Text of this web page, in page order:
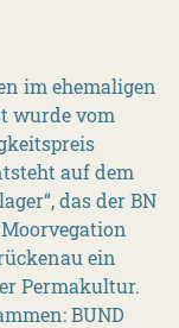
im ehemaligen
wurde vom
auf dem
das der BN
ein
Permakultur.
BUND